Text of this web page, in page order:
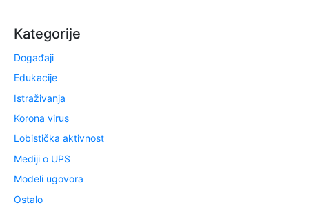
Kategorije
Događaji
Edukacije
Istraživanja
Korona virus
Lobistička aktivnost
Mediji o UPS
Modeli ugovora
Ostalo